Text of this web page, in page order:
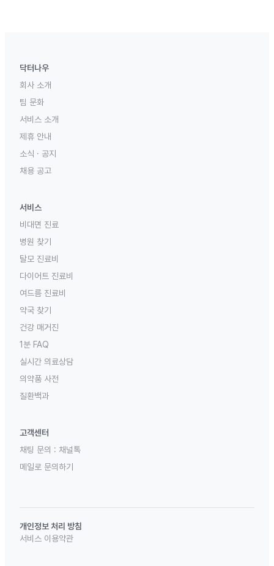
닥터나우
회사 소개
팀 문화
서비스 소개
제휴 안내
소식 · 공지
채용 공고
서비스
비대면 진료
병원 찾기
탈모 진료비
다이어트 진료비
여드름 진료비
약국 찾기
건강 매거진
1분 FAQ
실시간 의료상담
의약품 사전
질환백과
고객센터
채팅 문의 : 채널톡
메일로 문의하기
개인정보 처리 방침
서비스 이용약관